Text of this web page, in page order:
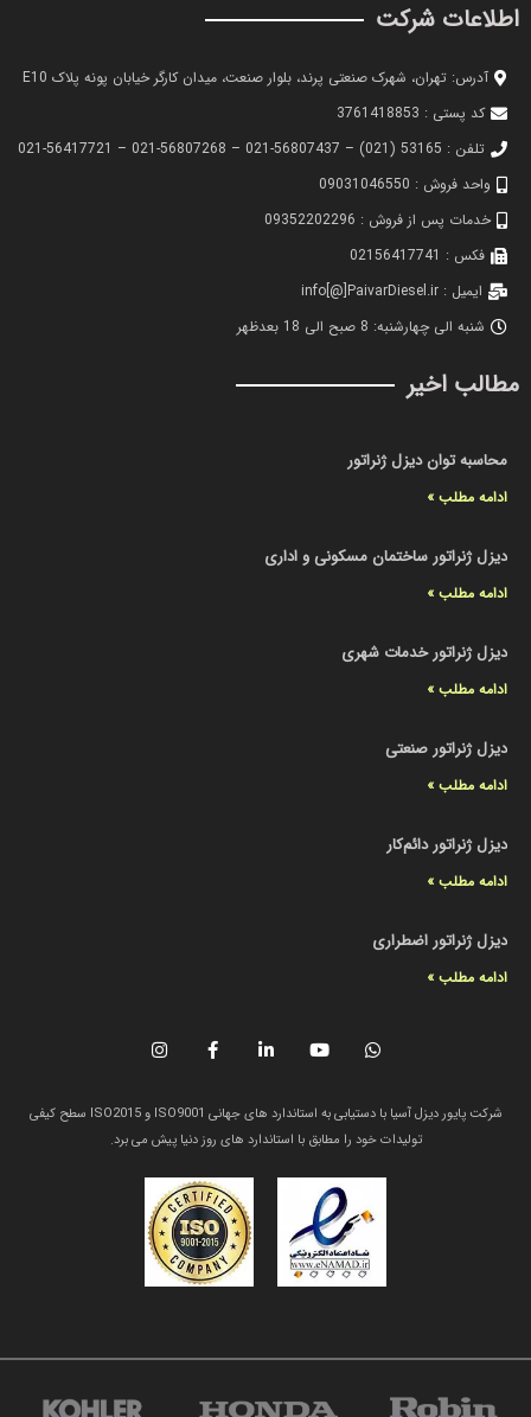
اطلاعات شرکت
آدرس: تهران، شهرک صنعتی پرند، بلوار صنعت، میدان کارگر خیابان پونه پلاک E10
کد پستی : 3761418853
تلفن : 53165 (021) – 56807437-021 – 56807268-021 – 56417721-021
واحد فروش : 09031046550
خدمات پس از فروش : 09352202296
فکس : 02156417741
ایمیل : info[@]PaivarDiesel.ir
شنبه الی چهارشنبه: 8 صبح الی 18 بعدظهر
مطالب اخیر
محاسبه توان دیزل ژنراتور
ادامه مطلب »
دیزل ژنراتور ساختمان مسکونی و اداری
ادامه مطلب »
دیزل ژنراتور خدمات شهری
ادامه مطلب »
دیزل ژنراتور صنعتی
ادامه مطلب »
دیزل ژنراتور دائم‌کار
ادامه مطلب »
دیزل ژنراتور اضطراری
ادامه مطلب »
شرکت پایور دیزل آسیا با دستیابی به استاندارد های جهانی ISO9001 و ISO2015 سطح کیفی
تولیدات خود را مطابق با استاندارد های روز دنیا پیش می برد.